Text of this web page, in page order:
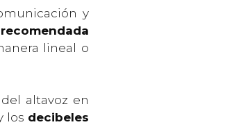
y
lineal o
altavoz en
los decibeles